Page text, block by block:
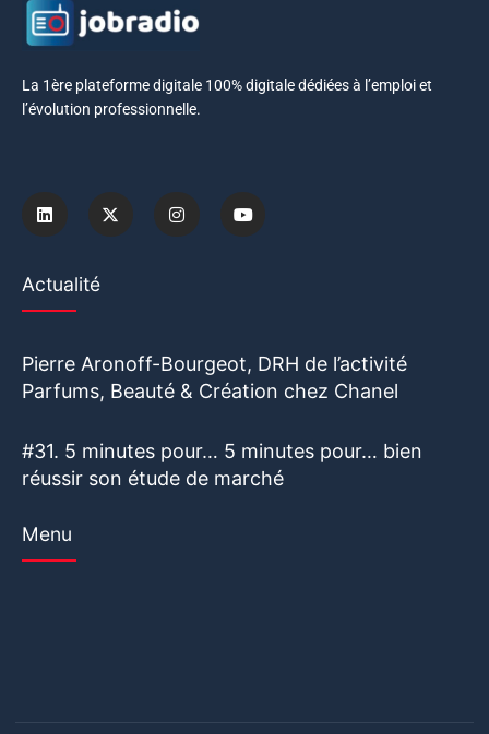
La 1ère plateforme digitale 100% digitale dédiées à l’emploi et
l’évolution professionnelle.
Actualité
Pierre Aronoff-Bourgeot, DRH de l’activité
Parfums, Beauté & Création chez Chanel
#31. 5 minutes pour… 5 minutes pour… bien
réussir son étude de marché
Menu